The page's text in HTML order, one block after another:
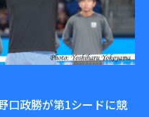
口政勝が第1シードに競